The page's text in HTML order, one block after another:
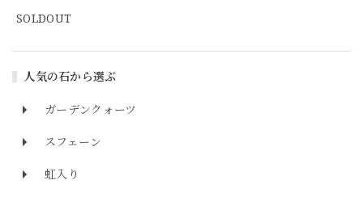
SOLDOUT
人気の石から選ぶ
ガーデンクォーツ
スフェーン
虹入り